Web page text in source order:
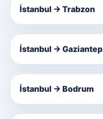
İstanbul → Trabzon
İstanbul → Gaziantep
İstanbul → Bodrum